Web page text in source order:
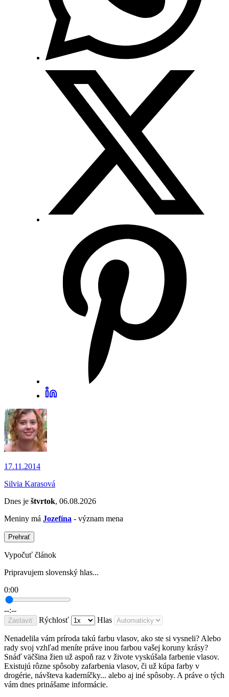
17.11.2014
Silvia Karasová
Dnes je štvrtok, 06.08.2026
Meniny má Jozefína - význam mena
Prehrať
Vypočuť článok
Pripravujem slovenský hlas...
0:00
--:--
Zastaviť Rýchlosť Hlas
Nenadelila vám príroda takú farbu vlasov, ako ste si vysneli? Alebo
rady svoj vzhľad meníte práve inou farbou vašej koruny krásy?
Snáď väčšina žien už aspoň raz v živote vyskúšala farbenie vlasov.
Existujú rôzne spôsoby zafarbenia vlasov, či už kúpa farby v
drogérie, návšteva kaderníčky... alebo aj iné spôsoby. A práve o tých
vám dnes prinášame informácie.